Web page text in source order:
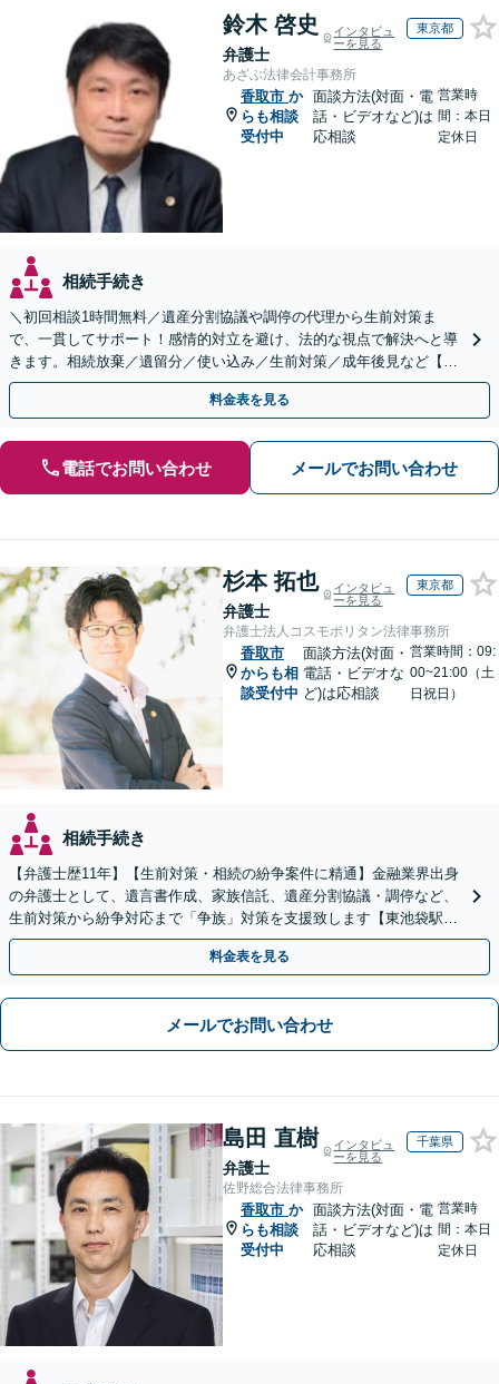
鈴木 啓史
弁護士
インタビュ
ーを見る
東京都
あざぶ法律会計事務所
香取市 か
らも相談
受付中
面談方法(対面・電
話・ビデオなど)は
応相談
営業時
間：本日
定休日
相続手続き
＼初回相談1時間無料／遺産分割協議や調停の代理から生前対策ま
で、一貫してサポート！感情的対立を避け、法的な視点で解決へと導
きます。相続放棄／遺留分／使い込み／生前対策／成年後見など【W
EB面談対応】
料金表を見る
電話でお問い合わせ メールでお問い合わせ
杉本 拓也
弁護士
インタビュ
ーを見る
東京都
弁護士法人コスモポリタン法律事務所
香取市
からも相
談受付中
面談方法(対面・
電話・ビデオな
ど)は応相談
営業時間：09:
00~21:00（土
日祝日）
相続手続き
【弁護士歴11年】【生前対策・相続の紛争案件に精通】金融業界出身
の弁護士として、遺言書作成、家族信託、遺産分割協議・調停など、
生前対策から紛争対応まで「争族」対策を支援致します【東池袋駅2
分】【初回面談無料】
料金表を見る
メールでお問い合わせ
島田 直樹
弁護士
インタビュ
ーを見る
千葉県
佐野総合法律事務所
香取市 か
らも相談
受付中
面談方法(対面・電
話・ビデオなど)は
応相談
営業時
間：本日
定休日